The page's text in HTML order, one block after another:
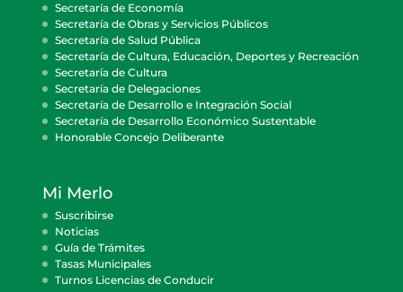
Secretaría de Economía
Secretaría de Obras y Servicios Públicos
Secretaría de Salud Pública
Secretaría de Cultura, Educación, Deportes y Recreación
Secretaría de Cultura
Secretaría de Delegaciones
Secretaría de Desarrollo e Integración Social
Secretaría de Desarrollo Económico Sustentable
Honorable Concejo Deliberante
Mi Merlo
Suscribirse
Noticias
Guía de Trámites
Tasas Municipales
Turnos Licencias de Conducir